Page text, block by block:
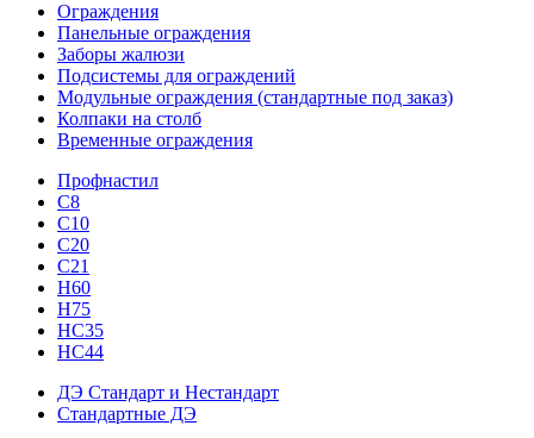
Ограждения
Панельные ограждения
Заборы жалюзи
Подсистемы для ограждений
Модульные ограждения (стандартные под заказ)
Колпаки на столб
Временные ограждения
Профнастил
С8
С10
С20
С21
H60
H75
HС35
НС44
ДЭ Стандарт и Нестандарт
Стандартные ДЭ